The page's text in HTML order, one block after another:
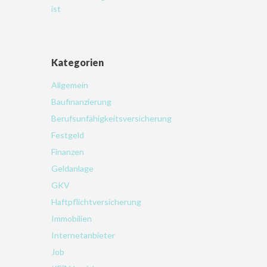
ist
Kategorien
Allgemein
Baufinanzierung
Berufsunfähigkeitsversicherung
Festgeld
Finanzen
Geldanlage
GKV
Haftpflichtversicherung
Immobilien
Internetanbieter
Job